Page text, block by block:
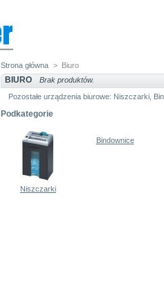
Strona główna > Biuro
BIURO Brak produktów.
Pozostałe urządzenia biurowe: Niszczarki,
Podkategorie
Niszczarki
Bindownice